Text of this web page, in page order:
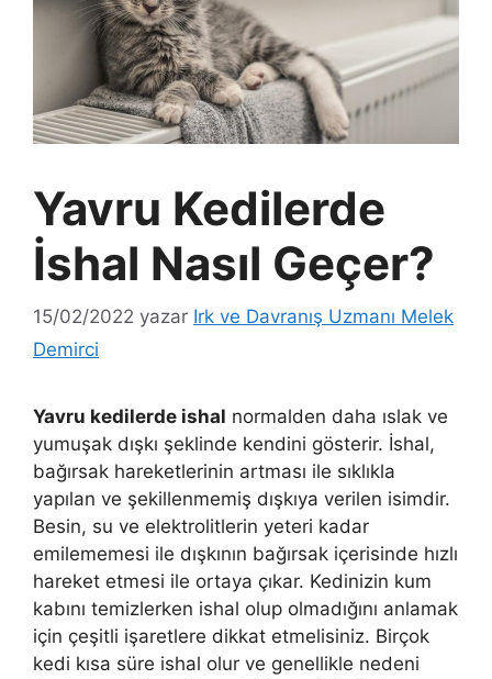
Yavru Kedilerde
İshal Nasıl Geçer?
15/02/2022 yazar Irk ve Davranış Uzmanı Melek
Demirci
Yavru kedilerde ishal normalden daha ıslak ve
yumuşak dışkı şeklinde kendini gösterir. İshal,
bağırsak hareketlerinin artması ile sıklıkla
yapılan ve şekillenmemiş dışkıya verilen isimdir.
Besin, su ve elektrolitlerin yeteri kadar
emilememesi ile dışkının bağırsak içerisinde hızlı
hareket etmesi ile ortaya çıkar. Kedinizin kum
kabını temizlerken ishal olup olmadığını anlamak
için çeşitli işaretlere dikkat etmelisiniz. Birçok
kedi kısa süre ishal olur ve genellikle nedeni